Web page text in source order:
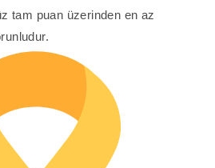
tam puan üzerinden en az